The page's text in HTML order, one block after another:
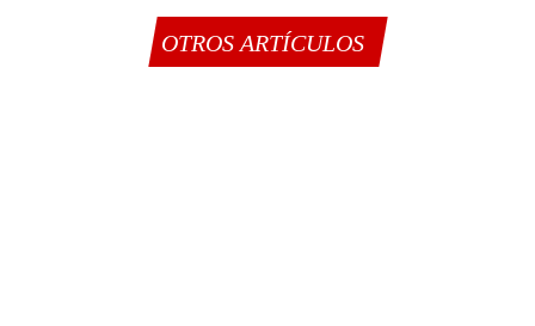
OTROS ARTÍCULOS